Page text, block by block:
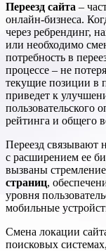
Переезд сайта–
онлайн-бизнеса.
через ребрендинг,
или необходимо
потребность в
процессе – не
текущие позиции в
приведет к
пользовательского
рейтинга и общего
Переезд связывают
с расширением ее
вызваны
страниц,
уровня
мобильные
Смена локации
поисковых